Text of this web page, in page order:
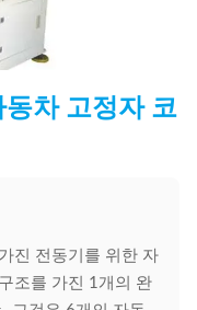
차 고정자 코
진 전동기를 위한 자
조를 가진 1개의 완